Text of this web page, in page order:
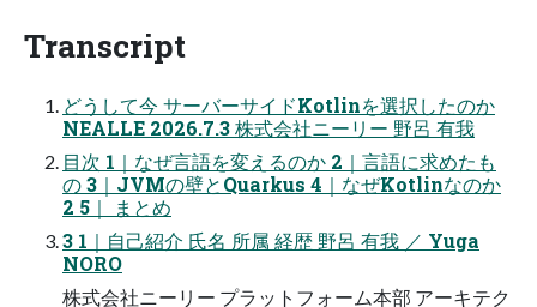
Transcript
どうして今 サーバーサイドKotlinを選択したのか
NEALLE 2026.7.3 株式会社ニーリー 野呂 有我
目次 1｜なぜ言語を変えるのか 2｜言語に求めたも
の 3｜JVMの壁とQuarkus 4｜なぜKotlinなのか
2 5｜ まとめ
3 1｜自己紹介 氏名 所属 経歴 野呂 有我 ／ Yuga
NORO
株式会社ニーリー プラットフォーム本部 アーキテク